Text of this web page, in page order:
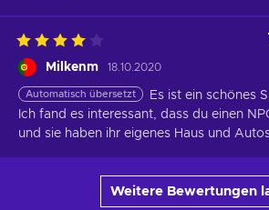
Milkenm 18.10.2020
Automatisch übersetzt
Es ist ein schönes
Ich fand es interessant, dass du einen
und sie haben ihr eigenes Haus und
Weitere Bewertungen